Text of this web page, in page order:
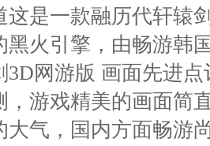
这是一款融历代轩辕
黑火引擎，由畅游韩
3D网游版 画面先进
，游戏精美的画面简
大气，国内方面畅游